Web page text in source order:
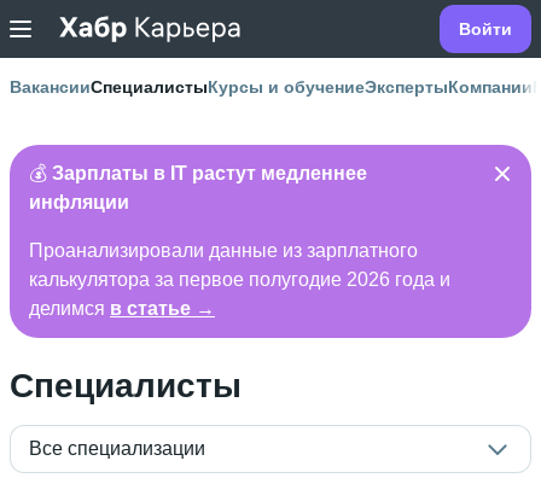
Войти
ВакансииСпециалистыКурсы и обучениеЭкспертыКомпании
💰 Зарплаты в IT растут медленнее
инфляции
Проанализировали данные из зарплатного
калькулятора за первое полугодие 2026 года и
делимся в статье →
Специалисты
Все специализации